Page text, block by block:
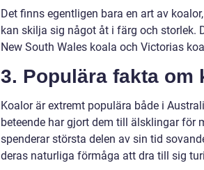
Det finns egentligen bara en art av
kan skilja sig något åt i färg och storlek.
New South Wales koala och Victorias
3. Populära fakta om
Koalor är extremt populära både i
beteende har gjort dem till älsklingar för
spenderar största delen av sin tid
deras naturliga förmåga att dra till sig